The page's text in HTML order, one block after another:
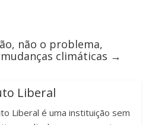
não o problema,
climáticas →
Liberal
Liberal é uma instituição sem